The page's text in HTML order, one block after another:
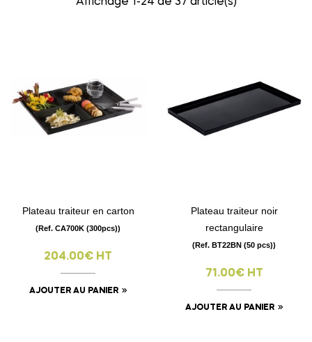
Plateau traiteur en carton
(Ref. CA700K (300pcs))
204.00€ HT
AJOUTER AU PANIER
Plateau traiteur noir
rectangulaire
(Ref. BT22BN (50 pcs))
71.00€ HT
AJOUTER AU PANIER